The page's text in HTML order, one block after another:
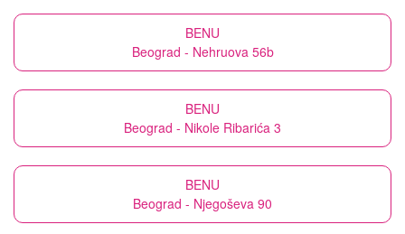
BENU
Beograd - Nehruova 56b
BENU
Beograd - Nikole Ribarića 3
BENU
Beograd - Njegoševa 90